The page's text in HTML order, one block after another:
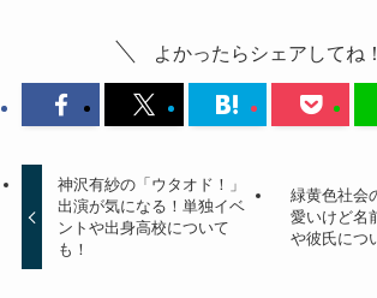
よかったらシェアしてね！
神沢有紗の「ウタオド！」
出演が気になる！単独イベ
ントや出身高校について
も！
緑黄色社会
愛いけど名
や彼氏につ